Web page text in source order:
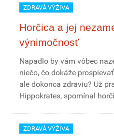
ZDRAVÁ VÝŽIVA
Horčica a jej
výnimočnosť
Napadlo by vám vôbec
niečo, čo dokáže
ale dokonca zdraviu? Už
Hippokrates, spomínal
ZDRAVÁ VÝŽIVA